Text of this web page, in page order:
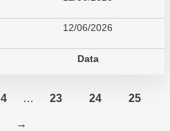
12/06/2026
Data
4 … 23 24 25
→